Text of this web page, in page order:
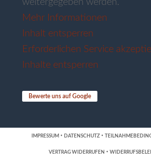
Mehr Informationen
Inhalt entsperren
Erforderlichen Service
Inhalte entsperren
Bewerte uns auf Google
IMPRESSUM· DATENSCHUTZ·
VERTRAG WIDERRUFEN ·